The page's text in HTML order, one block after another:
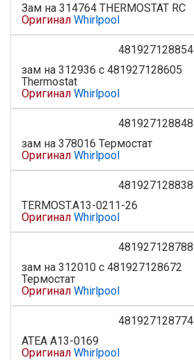
Зам на 314764 THERMOSTAT RC
Оригинал Whirlpool
481927128854
зам на 312936 c 481927128605
Thermostat
Оригинал Whirlpool
481927128848
зам на 378016 Термостат
Оригинал Whirlpool
481927128838
TERMOST.A13-0211-26
Оригинал Whirlpool
481927128788
зам на 312010 с 481927128672
Термостат
Оригинал Whirlpool
481927128774
ATEA A13-0169
Оригинал Whirlpool